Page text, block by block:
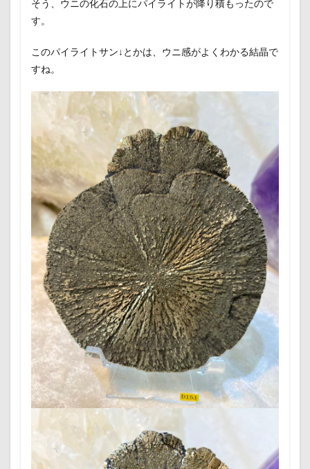
そう、ウニの化石の上にパイライトが降り積もったので
す。
このパイライトサン↓とかは、ウニ感がよくわかる結晶で
すね。